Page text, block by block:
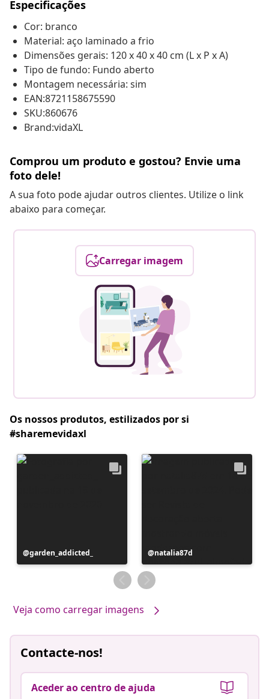
Especificações
Cor: branco
Material: aço laminado a frio
Dimensões gerais: 120 x 40 x 40 cm (L x P x A)
Tipo de fundo: Fundo aberto
Montagem necessária: sim
EAN:8721158675590
SKU:860676
Brand:vidaXL
Comprou um produto e gostou? Envie uma
foto dele!
A sua foto pode ajudar outros clientes. Utilize o link
abaixo para começar.
Carregar imagem
Os nossos produtos, estilizados por si
#sharemevidaxl
Postagem
publicada
garden_addicted_
Postagem
publicada
por
natalia87d
Veja como carregar imagens
Contacte-nos!
Aceder ao centro de ajuda